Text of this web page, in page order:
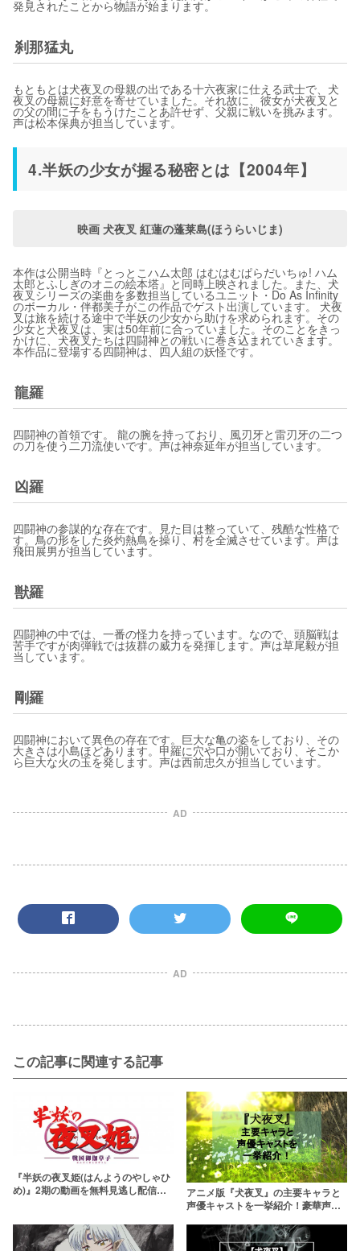
発見されたことから物語が始まります。
刹那猛丸
もともとは犬夜叉の母親の出である十六夜家に仕える武士で、犬
夜叉の母親に好意を寄せていました。それ故に、彼女が犬夜叉と
の父の間に子をもうけたことあ許せず、父親に戦いを挑みます。
声は松本保典が担当しています。
4.半妖の少女が握る秘密とは【2004年】
映画 犬夜叉 紅蓮の蓬莱島(ほうらいじま)
本作は公開当時『とっとこハム太郎 はむはむぱらだいちゅ! ハム
太郎とふしぎのオニの絵本塔』と同時上映されました。また、犬
夜叉シリーズの楽曲を多数担当しているユニット・Do As Infinity
のボーカル・伴都美子がこの作品でゲスト出演しています。 犬夜
叉は旅を続ける途中で半妖の少女から助けを求められます。その
少女と犬夜叉は、実は50年前に合っていました。そのことをきっ
かけに、犬夜叉たちは四闘神との戦いに巻き込まれていきます。
本作品に登場する四闘神は、四人組の妖怪です。
龍羅
四闘神の首領です。 龍の腕を持っており、風刃牙と雷刃牙の二つ
の刀を使う二刀流使いです。声は神奈延年が担当しています。
凶羅
四闘神の参謀的な存在です。見た目は整っていて、残酷な性格で
す。鳥の形をした炎灼熱鳥を操り、村を全滅させています。声は
飛田展男が担当しています。
獣羅
四闘神の中では、一番の怪力を持っています。なので、頭脳戦は
苦手ですが肉弾戦では抜群の威力を発揮します。声は草尾毅が担
当しています。
剛羅
四闘神において異色の存在です。巨大な亀の姿をしており、その
大きさは小島ほどあります。甲羅に穴や口が開いており、そこか
ら巨大な火の玉を発します。声は西前忠久が担当しています。
AD
AD
この記事に関連する記事
『半妖の夜叉姫(はんようのやしゃひ
め)』2期の動画を無料見逃し配信し
アニメ版『犬夜叉』の主要キャラと
声優キャストを一挙紹介！豪華声優